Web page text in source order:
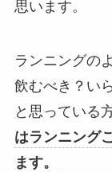
思います。
ランニングの
飲むべき？い
と思っている
はランニング
ます。